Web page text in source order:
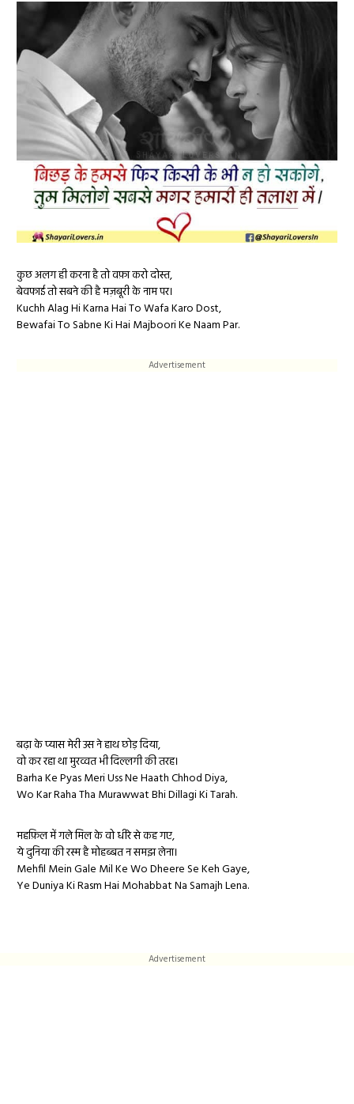
कुछ अलग ही करना है तो वफ़ा करो दोस्त,
बेवफाई तो सबने की है मज़बूरी के नाम पर।
Kuchh Alag Hi Karna Hai To Wafa Karo Dost,
Bewafai To Sabne Ki Hai Majboori Ke Naam Par.
Advertisement
बढ़ा के प्यास मेरी उस ने हाथ छोड़ दिया,
वो कर रहा था मुरव्वत भी दिल्लगी की तरह।
Barha Ke Pyas Meri Uss Ne Haath Chhod Diya,
Wo Kar Raha Tha Murawwat Bhi Dillagi Ki Tarah.
महफ़िल में गले मिल के वो धीरे से कह गए,
ये दुनिया की रस्म है मोहब्बत न समझ लेना।
Mehfil Mein Gale Mil Ke Wo Dheere Se Keh Gaye,
Ye Duniya Ki Rasm Hai Mohabbat Na Samajh Lena.
Advertisement